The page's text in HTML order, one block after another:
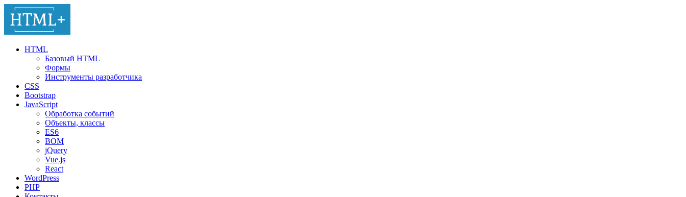
HTML
Базовый HTML
Формы
Инструменты разработчика
CSS
Bootstrap
JavaScript
Обработка событий
Объекты, классы
ES6
BOM
jQuery
Vue.js
React
WordPress
PHP